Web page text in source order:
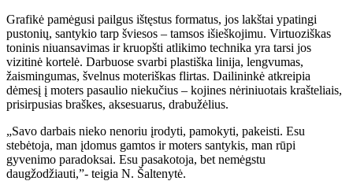
Grafikė pamėgusi pailgus ištęstus formatus, jos lakštai ypatingi
pustonių, santykio tarp šviesos – tamsos išieškojimu. Virtuoziškas
toninis niuansavimas ir kruopšti atlikimo technika yra tarsi jos
vizitinė kortelė. Darbuose svarbi plastiška linija, lengvumas,
žaismingumas, švelnus moteriškas flirtas. Dailininkė atkreipia
dėmesį į moters pasaulio niekučius – kojines nėriniuotais krašteliais,
prisirpusias braškes, aksesuarus, drabužėlius.
„Savo darbais nieko nenoriu įrodyti, pamokyti, pakeisti. Esu
stebėtoja, man įdomus gamtos ir moters santykis, man rūpi
gyvenimo paradoksai. Esu pasakotoja, bet nemėgstu
daugžodžiauti,”- teigia N. Šaltenytė.